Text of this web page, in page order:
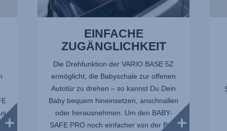
EINFACHE
ZUGÄNGLICHKEIT
Die Drehfunktion der VARIO BASE 5Z
ermöglicht, die Babyschale zur offenen
Autotür zu drehen – so kannst Du Dein
Baby bequem hineinsetzen, anschnallen
oder herausnehmen. Um den BABY-
SAFE PRO noch einfacher von der Ba...